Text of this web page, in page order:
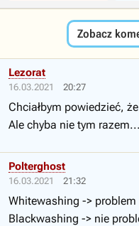
Zobacz
16.03.2021 20:27
Lezorat
Chciałbym powiedzieć,
Ale chyba nie tym razem...
16.03.2021 21:32
Polterghost
Whitewashing -> problem
Blackwashing -> nie